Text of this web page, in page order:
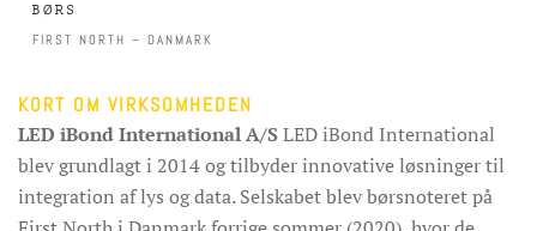
BØRS
FIRST NORTH – DANMARK
KORT OM VIRKSOMHEDEN
LED iBond International A/SLED iBond International
blev grundlagt i 2014 og tilbyder innovative løsninger til
integration af lys og data. Selskabet blev børsnoteret på